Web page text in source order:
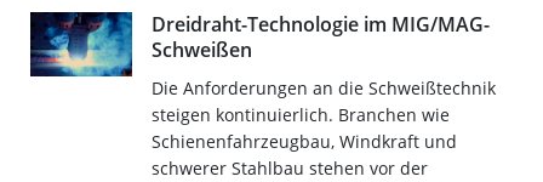
Dreidraht-Technologie im MIG/MAG-
Schweißen
Die Anforderungen an die Schweißtechnik
steigen kontinuierlich. Branchen wie
Schienenfahrzeugbau, Windkraft und
schwerer Stahlbau stehen vor der